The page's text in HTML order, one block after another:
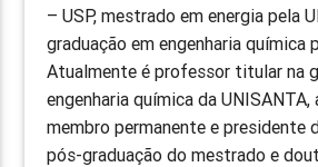
– USP, mestrado em energia pela
graduação em engenharia química
Atualmente é professor titular na
engenharia química da UNISANTA,
membro permanente e presidente
pós-graduação do mestrado e